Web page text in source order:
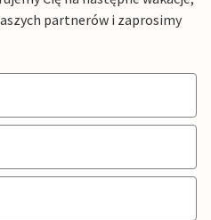
partnerów i zaprosimy